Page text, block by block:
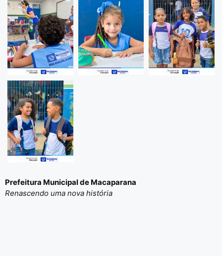
Prefeitura Municipal de Macaparana
Renascendo uma nova história